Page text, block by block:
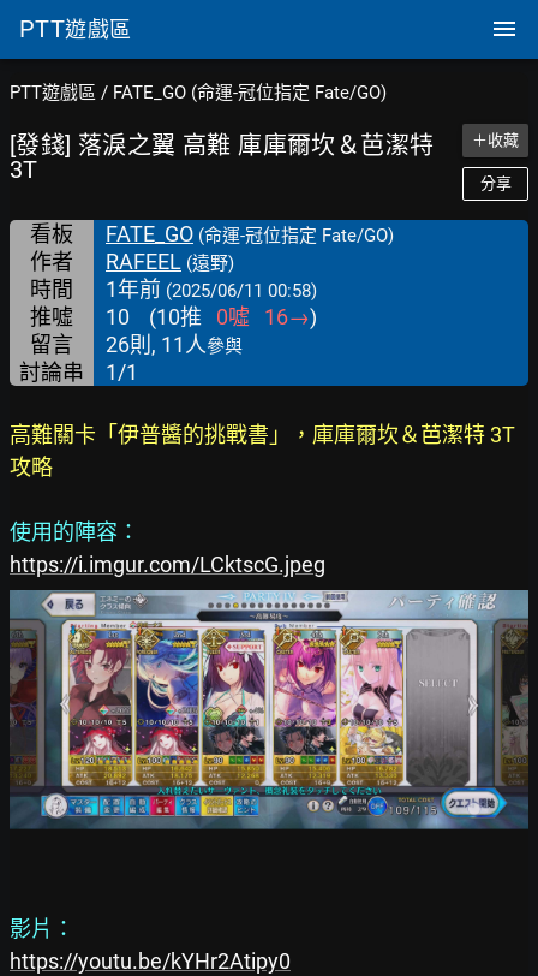
PTT遊戲區
PTT遊戲區 / FATE_GO (命運-冠位指定 Fate/GO)
[發錢] 落淚之翼 高難 庫庫爾坎＆芭潔特
3T
＋收藏
分享
看板 FATE_GO (命運-冠位指定 Fate/GO)
作者 RAFEEL (遠野)
時間 1年前 (2025/06/11 00:58)
推噓 10 (10推 0噓 16→)
留言
26則, 11人參與
討論串 1/1
高難關卡「伊普醬的挑戰書」，庫庫爾坎＆芭潔特 3T
攻略
使用的陣容：
https://i.imgur.com/LCktscG.jpeg
影片：
https://youtu.be/kYHr2Atipy0